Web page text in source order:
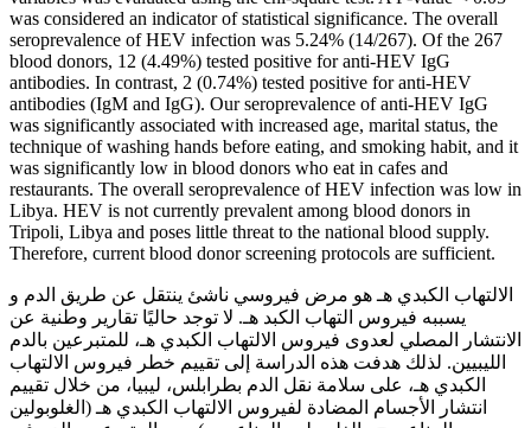
was considered an indicator of statistical significance. The overall
seroprevalence of HEV infection was 5.24% (14/267). Of the 267
blood donors, 12 (4.49%) tested positive for anti-HEV IgG
antibodies. In contrast, 2 (0.74%) tested positive for anti-HEV
antibodies (IgM and IgG). Our seroprevalence of anti-HEV IgG
was significantly associated with increased age, marital status, the
technique of washing hands before eating, and smoking habit, and it
was significantly low in blood donors who eat in cafes and
restaurants. The overall seroprevalence of HEV infection was low in
Libya. HEV is not currently prevalent among blood donors in
Tripoli, Libya and poses little threat to the national blood supply.
Therefore, current blood donor screening protocols are sufficient.
الالتهاب الكبدي هـ هو مرض فيروسي ناشئ ينتقل عن طريق الدم و
يسببه فيروس التهاب الكبد هـ. لا توجد حاليًا تقارير وطنية عن
الانتشار المصلي لعدوى فيروس الالتهاب الكبدي هـ، للمتبرعين بالدم
الليبيين. لذلك هدفت هذه الدراسة إلى تقييم خطر فيروس الالتهاب
الكبدي هـ، على سلامة نقل الدم بطرابلس، ليبيا، من خلال تقييم
انتشار الأجسام المضادة لفيروس الالتهاب الكبدي هـ (الغلوبولين